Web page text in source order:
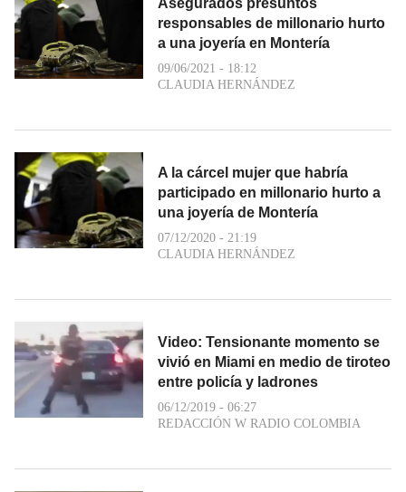
responsables de millonario hurto
a una joyería en Montería
09/06/2021 - 18:12
CLAUDIA HERNÁNDEZ
A la cárcel mujer que habría
participado en millonario hurto a
una joyería de Montería
07/12/2020 - 21:19
CLAUDIA HERNÁNDEZ
Video: Tensionante momento se
vivió en Miami en medio de tiroteo
entre policía y ladrones
06/12/2019 - 06:27
REDACCIÓN W RADIO COLOMBIA